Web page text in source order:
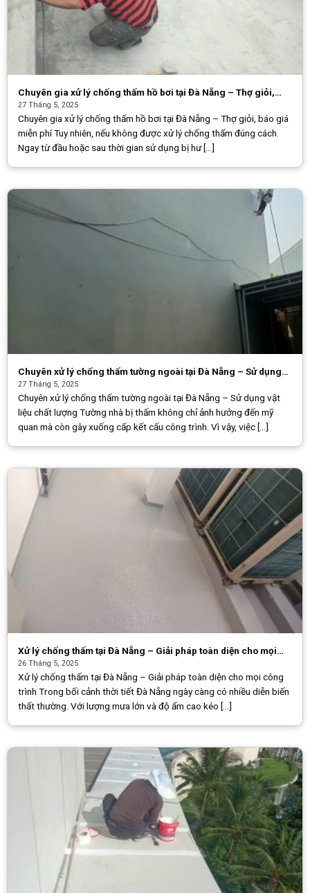
Chuyên gia xử lý chống thấm hồ bơi tại Đà Nẵng – Thợ giỏi,
báo giá miễn phí
27 Tháng 5, 2025
Chuyên gia xử lý chống thấm hồ bơi tại Đà Nẵng – Thợ giỏi, báo giá
miễn phí Tuy nhiên, nếu không được xử lý chống thấm đúng cách.
Ngay từ đầu hoặc sau thời gian sử dụng bị hư [...]
Chuyên xử lý chống thấm tường ngoài tại Đà Nẵng – Sử dụng
vật liệu chất lượng
27 Tháng 5, 2025
Chuyên xử lý chống thấm tường ngoài tại Đà Nẵng – Sử dụng vật
liệu chất lượng Tường nhà bị thấm không chỉ ảnh hưởng đến mỹ
quan mà còn gây xuống cấp kết cấu công trình. Vì vậy, việc [...]
Xử lý chống thấm tại Đà Nẵng – Giải pháp toàn diện cho mọi
công trình
26 Tháng 5, 2025
Xử lý chống thấm tại Đà Nẵng – Giải pháp toàn diện cho mọi công
trình Trong bối cảnh thời tiết Đà Nẵng ngày càng có nhiều diễn biến
thất thường. Với lượng mưa lớn và độ ẩm cao kéo [...]